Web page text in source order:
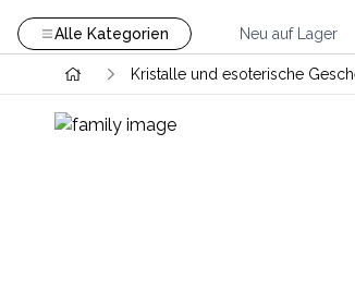
Alle Kategorien Neu auf Lager
Kristalle und esoterische